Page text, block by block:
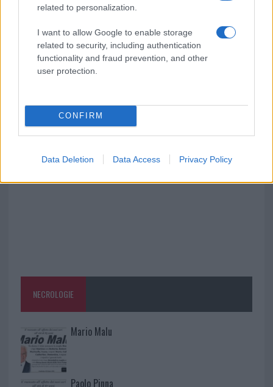
related to personalization.
I want to allow Google to enable storage
related to security, including authentication
functionality and fraud prevention, and other
user protection.
CONFIRM
Data Deletion Data Access Privacy Policy
A fuoco un deposito con bombole, intervento dei
Ristorante distrutto dalle fiamme a La
Maddalena, incendio a Monti d’à rena
NECROLOGIE
Mario Malu
Paolo Pinna